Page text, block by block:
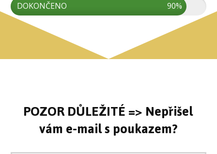
DOKONČENO 90%
POZOR DŮLEŽITÉ => Nepřišel
vám e-mail s poukazem?